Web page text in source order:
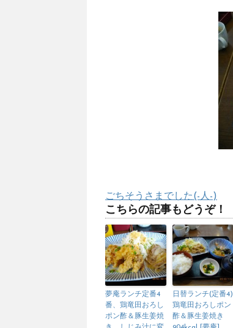
ごちそうさまでした(-人-)
こちらの記事もどうぞ！
夢庵ランチ定番4
番、鶏竜田おろし
ポン酢＆豚生姜焼
日替ランチ(定番4)
鶏竜田おろしポン
酢＆豚生姜焼き